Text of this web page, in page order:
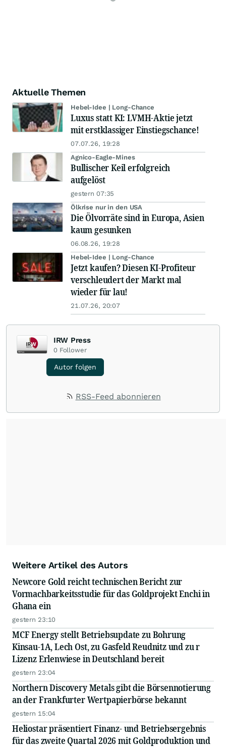
Aktuelle Themen
Hebel-Idee | Long-Chance
Luxus statt KI: LVMH-Aktie jetzt
mit erstklassiger Einstiegschance!
07.07.26, 19:28
Agnico-Eagle-Mines
Bullischer Keil erfolgreich
aufgelöst
gestern 07:35
Ölkrise nur in den USA
Die Ölvorräte sind in Europa, Asien
kaum gesunken
06.08.26, 19:28
Hebel-Idee | Long-Chance
Jetzt kaufen? Diesen KI-Profiteur
verschleudert der Markt mal
wieder für lau!
21.07.26, 20:07
IRW Press
0 Follower
Autor folgen
RSS-Feed abonnieren
Weitere Artikel des Autors
Newcore Gold reicht technischen Bericht zur
Vormachbarkeitsstudie für das Goldprojekt Enchi in
Ghana ein
gestern 23:10
MCF Energy stellt Betriebsupdate zu Bohrung
Kinsau-1A, Lech Ost, zu Gasfeld Reudnitz und zu r
Lizenz Erlenwiese in Deutschland bereit
gestern 23:04
Northern Discovery Metals gibt die Börsennotierung
an der Frankfurter Wertpapierbörse bekannt
gestern 15:04
Heliostar präsentiert Finanz- und Betriebsergebnis
für das zweite Quartal 2026 mit Goldproduktion und